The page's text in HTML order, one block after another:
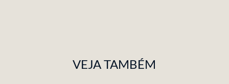
VEJA TAMBÉM